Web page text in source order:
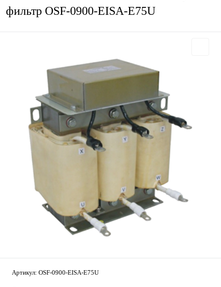
фильтр OSF-0900-EISA-E75U
Артикул: OSF-0900-EISA-E75U